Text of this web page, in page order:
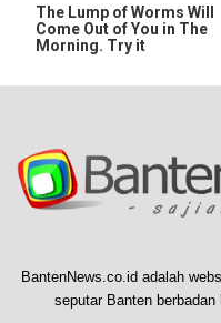
The Lump of Worms Will
Come Out of You in The
Morning. Try it
BantenNews.co.id adalah
seputar Banten